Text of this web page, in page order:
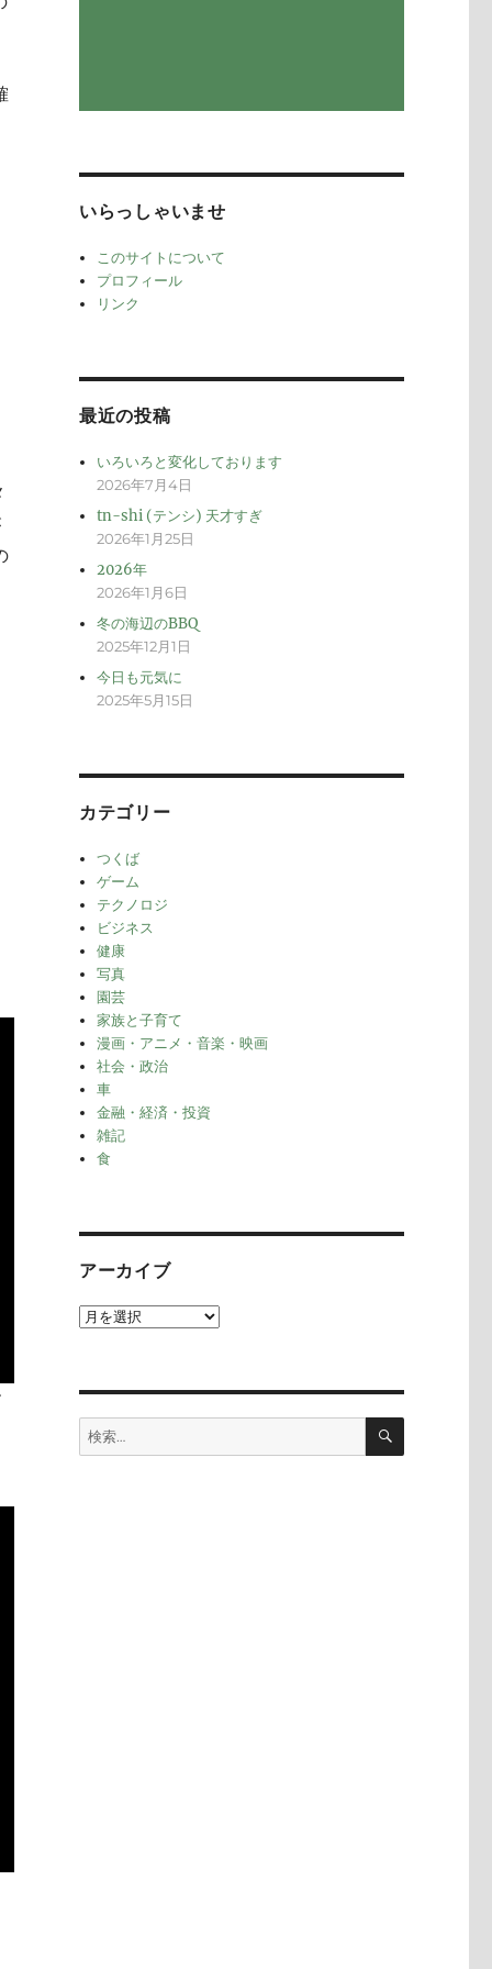
いらっしゃいませ
このサイトについて
プロフィール
リンク
最近の投稿
いろいろと変化しております
2026年7月4日
tn-shi (テンシ) 天才すぎ
2026年1月25日
2026年
2026年1月6日
冬の海辺のBBQ
2025年12月1日
今日も元気に
2025年5月15日
カテゴリー
つくば
ゲーム
テクノロジ
ビジネス
健康
写真
園芸
家族と子育て
漫画・アニメ・音楽・映画
社会・政治
車
金融・経済・投資
雑記
食
アーカイブ
ア
検
索:
検